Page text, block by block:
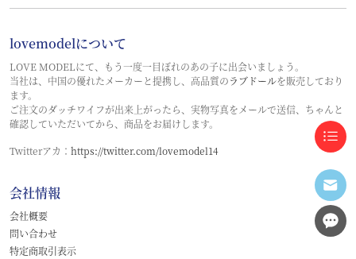
lovemodelについて
LOVE MODELにて、もう一度一目ぼれのあの子に出会いましょう。
当社は、中国の優れたメーカーと提携し、高品質のラブドールを販売しており
ます。
ご注文のダッチワイフが出来上がったら、実物写真をメールで送信、ちゃんと
確認していただいてから、商品をお届けします。
Twitterアカ： https://twitter.com/lovemodel14
会社情報
会社概要
問い合わせ
特定商取引表示